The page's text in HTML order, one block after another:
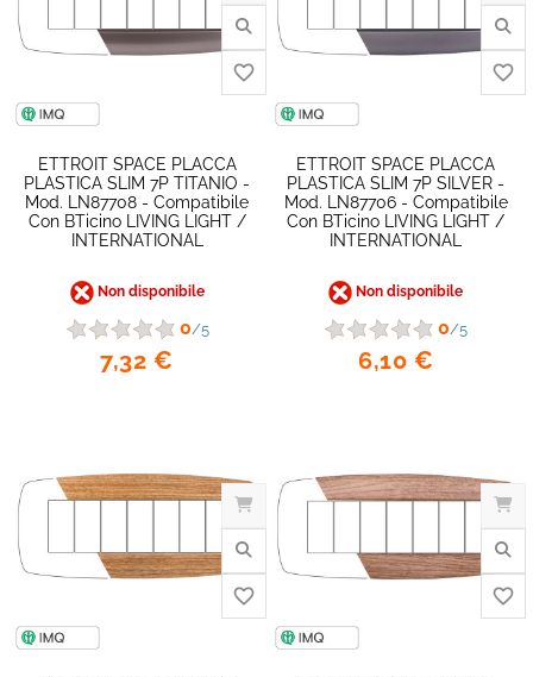
ETTROIT SPACE PLACCA
PLASTICA SLIM 7P TITANIO -
Mod. LN87708 - Compatibile
Con BTicino LIVING LIGHT /
INTERNATIONAL
Non disponibile
0/5
7,32 €
favorite_border
ETTROIT SPACE PLACCA
PLASTICA SLIM 7P SILVER -
Mod. LN87706 - Compatibile
Con BTicino LIVING LIGHT /
INTERNATIONAL
Non disponibile
0/5
6,10 €